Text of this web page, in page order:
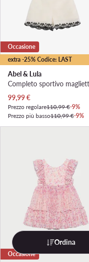
extra -25% Codice: LAST
Occasione
Abel & Lula
Prezzo attuale
99,99€
Prezzo regolare110,99 €-9%
Prezzo più basso110,99 €-9%
Occasione
Ordina